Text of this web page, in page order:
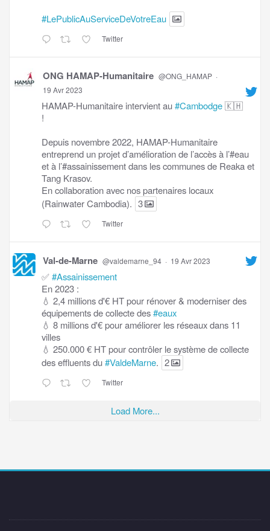
#LePublicAuServiceDeVotreEau
Twitter
ONG HAMAP-Humanitaire @ONG_HAMAP ·
19 Avr 2023
HAMAP-Humanitaire intervient au#Cambodge🇰🇭
!
Depuis novembre 2022, HAMAP-Humanitaire
entreprend un projet d’amélioration de l’accès à l’#eau
et à l’#assainissement dans les communes de Reaka et
Tang Krasov.
En collaboration avec nos partenaires locaux
(Rainwater Cambodia). 3
Twitter
Val-de-Marne @valdemarne_94 · 19 Avr 2023
✅#Assainissement
En 2023 :
💧 2,4 millions d'€ HT pour rénover & moderniser des
équipements de collecte des#eaux
💧 8 millions d'€ pour améliorer les réseaux dans 11
villes
💧 250.000 € HT pour contrôler le système de collecte
des effluents du#ValdeMarne. 2
Twitter
Load More...